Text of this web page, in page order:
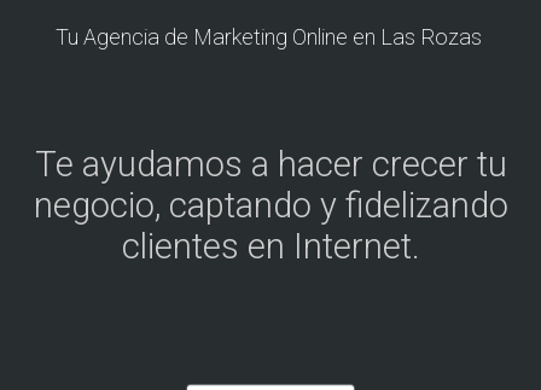
Tu Agencia de Marketing Online en Las Rozas
Te ayudamos a hacer crecer tu
negocio, captando y fidelizando
clientes en Internet.